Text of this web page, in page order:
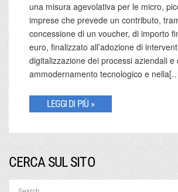
una misura agevolativa per le micro,
imprese che prevede un contributo,
concessione di un voucher, di importo
euro, finalizzato all’adozione di
digitalizzazione dei processi aziendali e
ammodernamento tecnologico e
LEGGI DI PIÙ »
CERCA SUL SITO